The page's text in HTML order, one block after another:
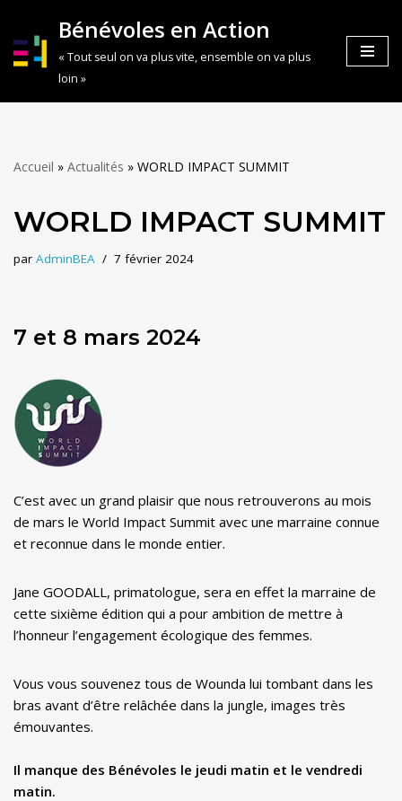
Aller
au
Bénévoles en Action
« Tout seul on va plus vite, ensemble on va plus
loin »
Accueil » Actualités » WORLD IMPACT SUMMIT
WORLD IMPACT SUMMIT
par AdminBEA 7 février 2024
7 et 8 mars 2024
C’est avec un grand plaisir que nous retrouverons au mois
de mars le World Impact Summit avec une marraine connue
et reconnue dans le monde entier.
Jane GOODALL, primatologue, sera en effet la marraine de
cette sixième édition qui a pour ambition de mettre à
l’honneur l’engagement écologique des femmes.
Vous vous souvenez tous de Wounda lui tombant dans les
bras avant d’être relâchée dans la jungle, images très
émouvantes.
Il manque des Bénévoles le jeudi matin et le vendredi
matin.